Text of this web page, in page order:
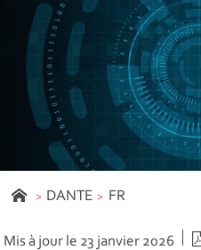
DANTE FR
Mis à jour le 23 janvier 2026